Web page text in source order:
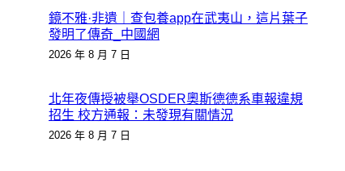
鏡不雅·非遺｜查包養app在武夷山，這片葉子
發明了傳奇_中國網
2026 年 8 月 7 日
北年夜傳授被舉OSDER奧斯德德系車報違規
招生 校方通報：未發現有關情況
2026 年 8 月 7 日